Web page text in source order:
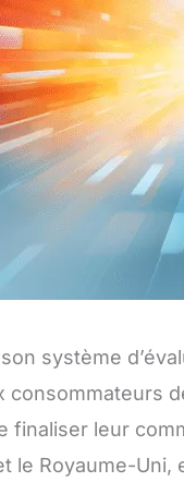
système
consommateurs
finaliser leur
le Royaume-